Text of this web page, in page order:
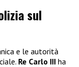
sul
e le autorità
Re Carlo III ha